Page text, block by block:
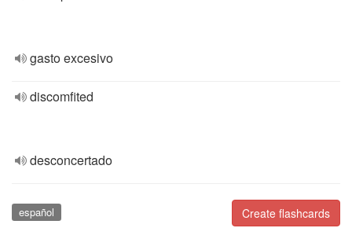
gasto excesivo
discomfited
desconcertado
Create flashcards
español